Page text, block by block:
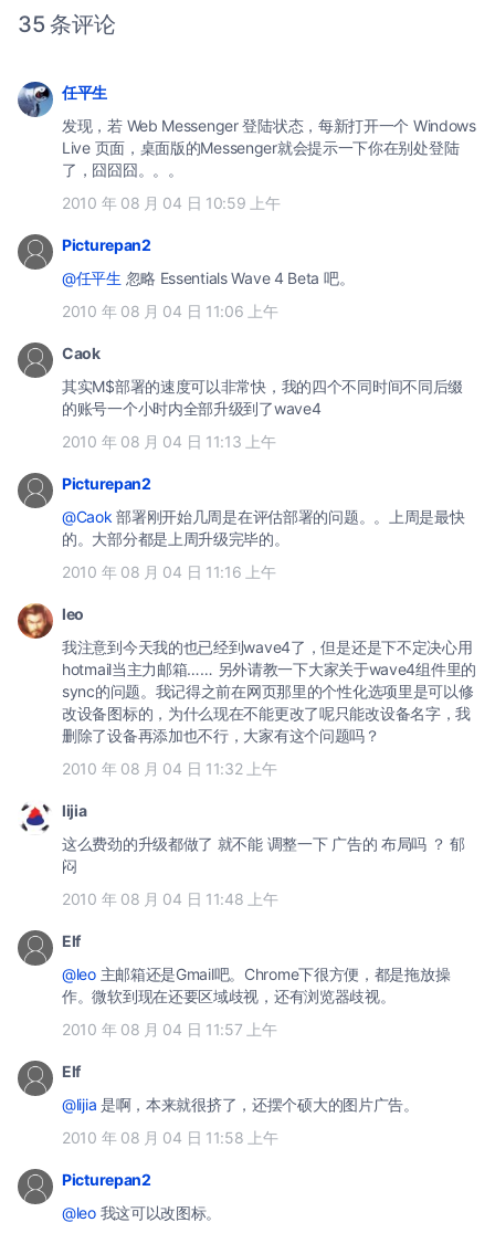
35 条评论
任平生
发现，若 Web Messenger 登陆状态，每新打开一个 Windows
Live 页面，桌面版的Messenger就会提示一下你在别处登陆
了，囧囧囧。。。
2010 年 08 月 04 日 10:59 上午
Picturepan2
@任平生 忽略 Essentials Wave 4 Beta 吧。
2010 年 08 月 04 日 11:06 上午
Caok
其实M$部署的速度可以非常快，我的四个不同时间不同后缀
的账号一个小时内全部升级到了wave4
2010 年 08 月 04 日 11:13 上午
Picturepan2
@Caok 部署刚开始几周是在评估部署的问题。。上周是最快
的。大部分都是上周升级完毕的。
2010 年 08 月 04 日 11:16 上午
leo
我注意到今天我的也已经到wave4了，但是还是下不定决心用
hotmail当主力邮箱…… 另外请教一下大家关于wave4组件里的
sync的问题。我记得之前在网页那里的个性化选项里是可以修
改设备图标的，为什么现在不能更改了呢只能改设备名字，我
删除了设备再添加也不行，大家有这个问题吗？
2010 年 08 月 04 日 11:32 上午
lijia
这么费劲的升级都做了 就不能 调整一下 广告的 布局吗 ？ 郁
闷
2010 年 08 月 04 日 11:48 上午
Elf
@leo主邮箱还是Gmail吧。Chrome下很方便，都是拖放操
作。微软到现在还要区域歧视，还有浏览器歧视。
2010 年 08 月 04 日 11:57 上午
Elf
@lijia 是啊，本来就很挤了，还摆个硕大的图片广告。
2010 年 08 月 04 日 11:58 上午
Picturepan2
@leo我这可以改图标。